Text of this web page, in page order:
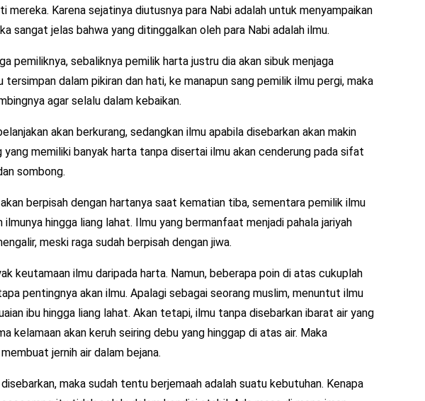
mereka. Karena sejatinya diutusnya para Nabi adalah untuk menyampaikan
sangat jelas bahwa yang ditinggalkan oleh para Nabi adalah ilmu.
pemiliknya, sebaliknya pemilik harta justru dia akan sibuk menjaga
tersimpan dalam pikiran dan hati, ke manapun sang pemilik ilmu pergi, maka
agar selalu dalam kebaikan.
akan berkurang, sedangkan ilmu apabila disebarkan akan makin
yang memiliki banyak harta tanpa disertai ilmu akan cenderung pada sifat
sombong.
berpisah dengan hartanya saat kematian tiba, sementara pemilik ilmu
ilmunya hingga liang lahat. Ilmu yang bermanfaat menjadi pahala jariyah
meski raga sudah berpisah dengan jiwa.
keutamaan ilmu daripada harta. Namun, beberapa poin di atas cukuplah
pentingnya akan ilmu. Apalagi sebagai seorang muslim, menuntut ilmu
ibu hingga liang lahat. Akan tetapi, ilmu tanpa disebarkan ibarat air yang
kelamaan akan keruh seiring debu yang hinggap di atas air. Maka
jernih air dalam bejana.
maka sudah tentu berjemaah adalah suatu kebutuhan. Kenapa